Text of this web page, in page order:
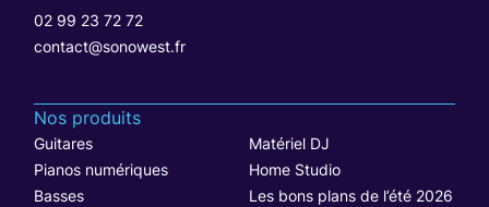
02 99 23 72 72
contact@sonowest.fr
Nos produits
Guitares
Matériel DJ
Pianos numériques
Home Studio
Basses
Les bons plans de l’été 2026